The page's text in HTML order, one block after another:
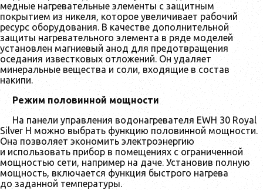
медные нагревательные элементы с защитным
покрытием из никеля, которое увеличивает рабочий
ресурс оборудования. В качестве дополнительной
защиты нагревательного элемента в ряде моделей
установлен магниевый анод для предотвращения
оседания известковых отложений. Он удаляет
минеральные вещества и соли, входящие в состав
накипи.
Режим половинной мощности
На панели управления водонагревателя EWH 30 Royal
Silver H можно выбрать функцию половинной мощности.
Она позволяет экономить электроэнергию
и использовать прибор в помещениях с ограниченной
мощностью сети, например на даче. Установив полную
мощность, включается функция быстрого нагрева
до заданной температуры.